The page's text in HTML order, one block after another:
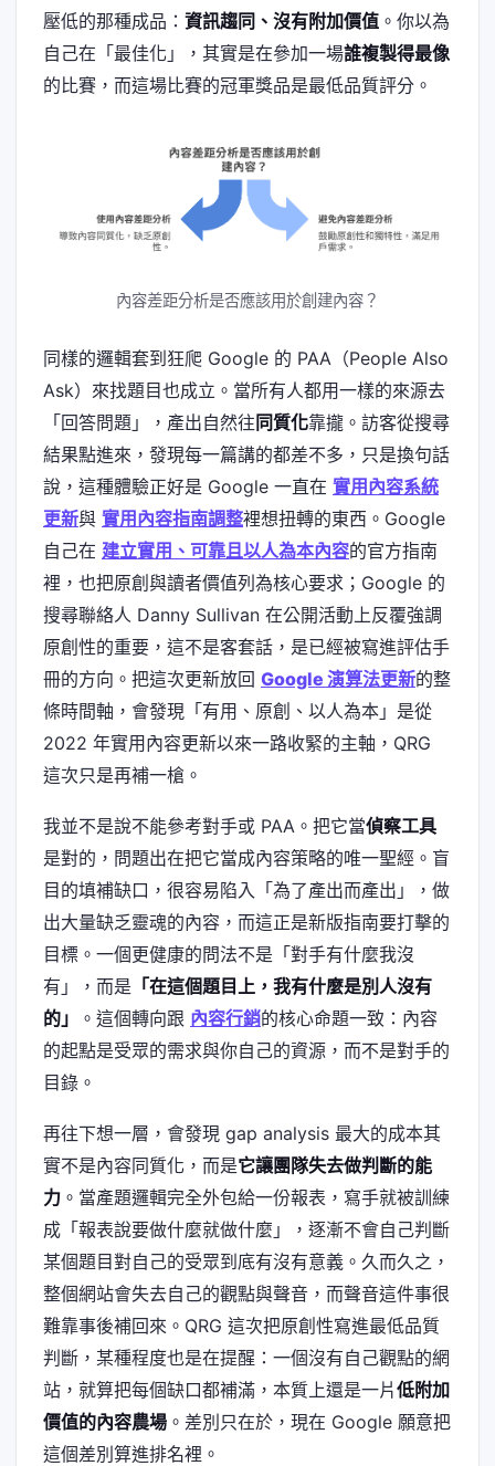
壓低的那種成品： 資訊趨同、沒有附加價值 。你以為
自己在「最佳化」，其實是在參加一場誰複製得最像
的比賽，而這場比賽的冠軍獎品是最低品質評分。
內容差距分析是否應該用於創建內容？
同樣的邏輯套到狂爬 Google 的 PAA（People Also
Ask）來找題目也成立。當所有人都用一樣的來源去
「回答問題」，產出自然往 同質化靠攏。訪客從搜尋
結果點進來，發現每一篇講的都差不多，只是換句話
說，這種體驗正好是 Google 一直在 實用內容系統
更新與 實用內容指南調整裡想扭轉的東西。Google
自己在 建立實用、可靠且以人為本內容的官方指南
裡，也把原創與讀者價值列為核心要求；Google 的
搜尋聯絡人 Danny Sullivan 在公開活動上反覆強調
原創性的重要，這不是客套話，是已經被寫進評估手
冊的方向。把這次更新放回 Google 演算法更新的整
條時間軸，會發現「有用、原創、以人為本」是從
2022 年實用內容更新以來一路收緊的主軸，QRG
這次只是再補一槍。
我並不是說不能參考對手或 PAA。把它當偵察工具
是對的，問題出在把它當成內容策略的唯一聖經。盲
目的填補缺口，很容易陷入「為了產出而產出」，做
出大量缺乏靈魂的內容，而這正是新版指南要打擊的
目標。一個更健康的問法不是「對手有什麼我沒
有」，而是 「在這個題目上，我有什麼是別人沒有
的」
。這個轉向跟 內容行銷的核心命題一致：內容
的起點是受眾的需求與你自己的資源，而不是對手的
目錄。
再往下想一層，會發現 gap analysis 最大的成本其
實不是內容同質化，而是它讓團隊失去做判斷的能
力 。當產題邏輯完全外包給一份報表，寫手就被訓練
成「報表說要做什麼就做什麼」，逐漸不會自己判斷
某個題目對自己的受眾到底有沒有意義。久而久之，
整個網站會失去自己的觀點與聲音，而聲音這件事很
難靠事後補回來。QRG 這次把原創性寫進最低品質
判斷，某種程度也是在提醒：一個沒有自己觀點的網
站，就算把每個缺口都補滿，本質上還是一片低附加
價值的內容農場 。差別只在於，現在 Google 願意把
這個差別算進排名裡。